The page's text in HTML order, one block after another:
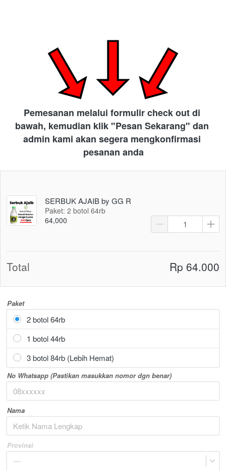
Pemesanan melalui formulir check out di
bawah, kemudian klik "Pesan Sekarang" dan
admin kami akan segera mengkonfirmasi
pesanan anda
Paket
2 botol 64rb
1 botol 44rb
3 botol 84rb (Lebih Hemat)
No Whatsapp (Pastikan masukkan nomor dgn benar)
Nama
Provinsi
—
SERBUK AJAIB by GG R
Paket: 2 botol 64rb
64,000
Total Rp 64.000